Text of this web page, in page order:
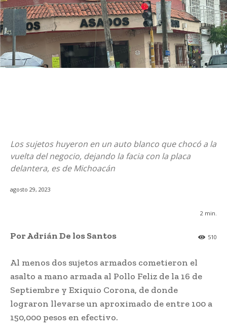
Los sujetos huyeron en un auto blanco que chocó a la
vuelta del negocio, dejando la facia con la placa
delantera, es de Michoacán
agosto 29, 2023
2 min.
510
Por Adrián De los Santos
Al menos dos sujetos armados cometieron el
asalto a mano armada al Pollo Feliz de la 16 de
Septiembre y Exiquio Corona, de donde
lograron llevarse un aproximado de entre 100 a
150,000 pesos en efectivo.